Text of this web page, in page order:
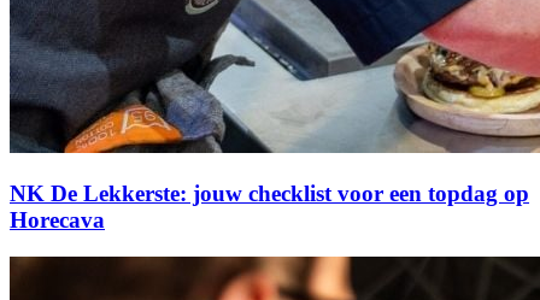
NK De Lekkerste: jouw checklist voor een topdag op
Horecava